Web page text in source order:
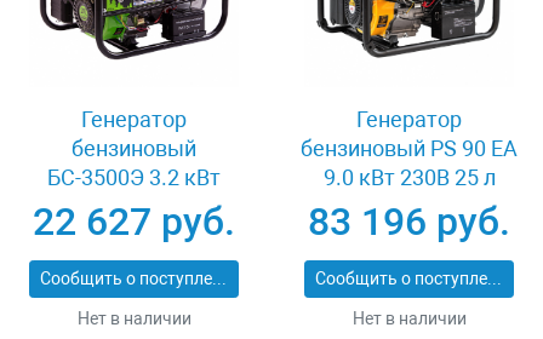
Генератор
бензиновый
БС-3500Э 3.2 кВт
230В 4-х тактный 15 л
электростартер
Сибртех 94538
22 627 руб.
Сообщить о поступлении
Нет в наличии
Генератор
бензиновый PS 90 EA
9.0 кВт 230В 25 л
коннектор
автоматики
электростартер
Denzel 946934
83 196 руб.
Сообщить о поступлении
Нет в наличии